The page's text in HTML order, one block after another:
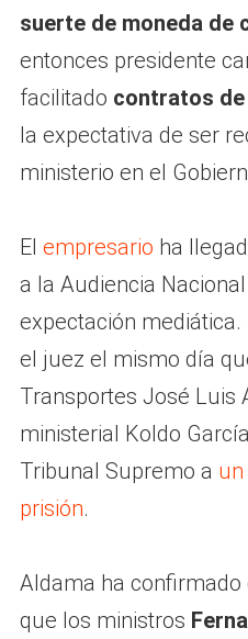
suerte de moneda de
entonces presidente
facilitado contratos
la expectativa de ser
ministerio en el
El empresario ha
a la Audiencia
expectación
el juez el mismo día
Transportes José Luis
ministerial Koldo
Tribunal Supremo a
prisión.
Aldama ha
que los ministros